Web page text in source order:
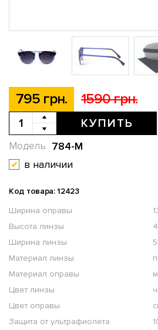
795 грн. 1590 грн.
КУПИТЬ
784-M
Модель
в наличии
Код товара: 12423
Ширина оправы
Высота линзы
Ширина линзы
Материал линзы
Материал оправы
Цвет линзы
Цвет оправы
Защита от ультрафиолета